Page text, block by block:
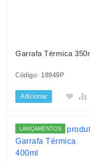
Garrafa Térmica
Código: 18949P
Adicionar
LANÇAMENTOS